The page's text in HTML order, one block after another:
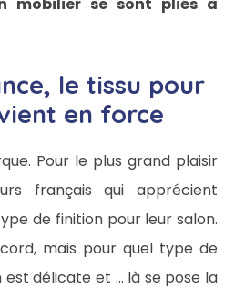
le tissu pour
en force
Pour le plus grand plaisir
français qui apprécient
de finition pour leur salon.
mais pour quel type de
est délicate et … là se pose la